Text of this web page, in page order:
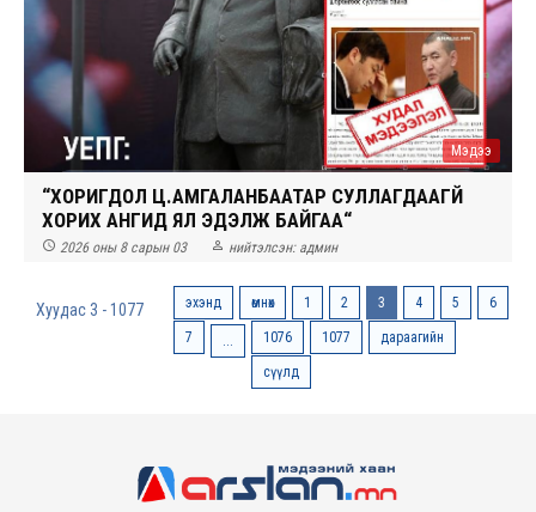
Мэдээ
“ХОРИГДОЛ Ц.АМГАЛАНБААТАР CУЛЛАГДААГҮЙ
ХОРИХ АНГИД ЯЛ ЭДЭЛЖ БАЙГАА“
 2026 оны 8 сарын 03  нийтэлсэн: админ
Хуудас 3 - 1077 эхэнд өмнөх 1 2 3 4 5 6
7 ... 1076 1077 дараагийн
сүүлд